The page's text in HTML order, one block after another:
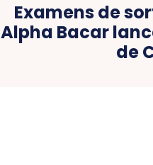
Examens de
Alpha Bacar
de